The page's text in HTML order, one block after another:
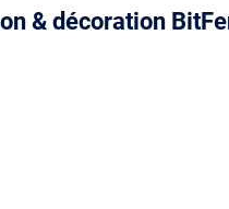
& décoration